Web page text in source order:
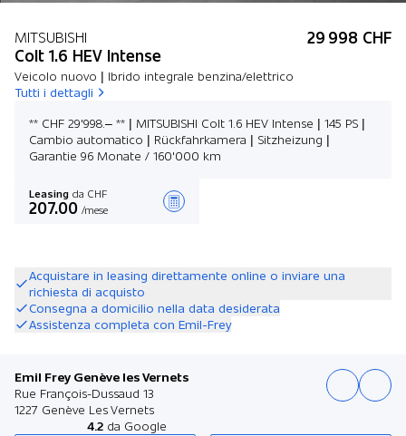
MITSUBISHI
Colt 1.6 HEV Intense
Veicolo nuovo | Ibrido integrale benzina/elettrico
Tutti i dettagli
29 998 CHF
** CHF 29'998.– ** | MITSUBISHI Colt 1.6 HEV Intense | 145 PS |
Cambio automatico | Rückfahrkamera | Sitzheizung |
Garantie 96 Monate / 160'000 km
Leasing da CHF
207.00 /mese
Acquistare in leasing direttamente online o inviare una
richiesta di acquisto
Consegna a domicilio nella data desiderata
Assistenza completa con Emil-Frey
Emil Frey Genève les Vernets
Rue François-Dussaud 13
1227 Genève Les Vernets
4.2 da Google